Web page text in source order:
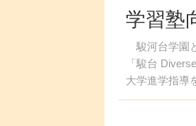
学習塾
駿河台学園
「駿台
大学進学指導